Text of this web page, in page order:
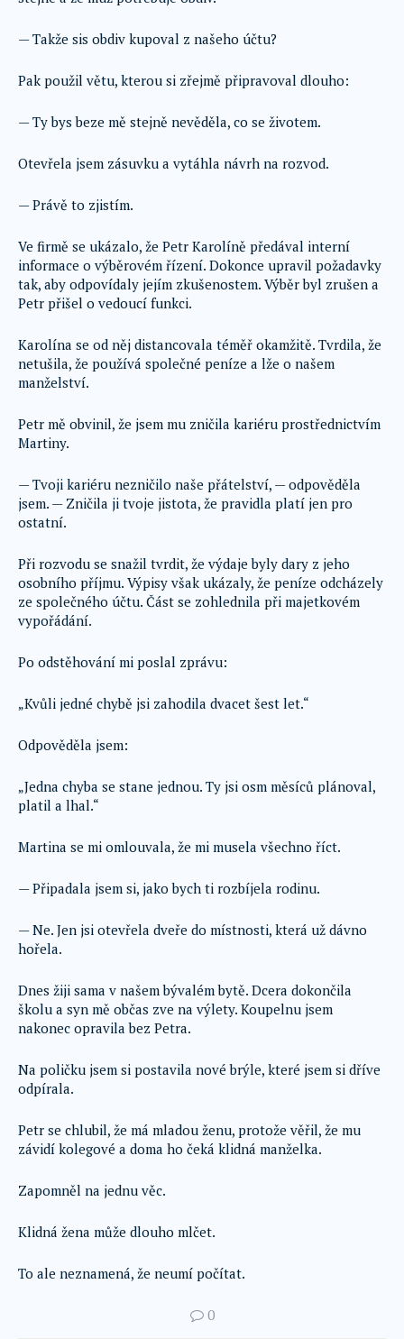
— Takže sis obdiv kupoval z našeho účtu?
Pak použil větu, kterou si zřejmě připravoval dlouho:
— Ty bys beze mě stejně nevěděla, co se životem.
Otevřela jsem zásuvku a vytáhla návrh na rozvod.
— Právě to zjistím.
Ve firmě se ukázalo, že Petr Karolíně předával interní
informace o výběrovém řízení. Dokonce upravil požadavky
tak, aby odpovídaly jejím zkušenostem. Výběr byl zrušen a
Petr přišel o vedoucí funkci.
Karolína se od něj distancovala téměř okamžitě. Tvrdila, že
netušila, že používá společné peníze a lže o našem
manželství.
Petr mě obvinil, že jsem mu zničila kariéru prostřednictvím
Martiny.
— Tvoji kariéru nezničilo naše přátelství, — odpověděla
jsem. — Zničila ji tvoje jistota, že pravidla platí jen pro
ostatní.
Při rozvodu se snažil tvrdit, že výdaje byly dary z jeho
osobního příjmu. Výpisy však ukázaly, že peníze odcházely
ze společného účtu. Část se zohlednila při majetkovém
vypořádání.
Po odstěhování mi poslal zprávu:
„Kvůli jedné chybě jsi zahodila dvacet šest let.“
Odpověděla jsem:
„Jedna chyba se stane jednou. Ty jsi osm měsíců plánoval,
platil a lhal.“
Martina se mi omlouvala, že mi musela všechno říct.
— Připadala jsem si, jako bych ti rozbíjela rodinu.
— Ne. Jen jsi otevřela dveře do místnosti, která už dávno
hořela.
Dnes žiji sama v našem bývalém bytě. Dcera dokončila
školu a syn mě občas zve na výlety. Koupelnu jsem
nakonec opravila bez Petra.
Na poličku jsem si postavila nové brýle, které jsem si dříve
odpírala.
Petr se chlubil, že má mladou ženu, protože věřil, že mu
závidí kolegové a doma ho čeká klidná manželka.
Zapomněl na jednu věc.
Klidná žena může dlouho mlčet.
To ale neznamená, že neumí počítat.
0